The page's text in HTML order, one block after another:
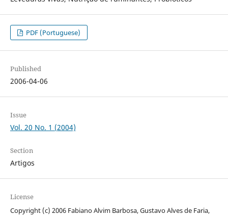
PDF (Portuguese)
Published
2006-04-06
Issue
Vol. 20 No. 1 (2004)
Section
Artigos
License
Copyright (c) 2006 Fabiano Alvim Barbosa, Gustavo Alves de Faria,